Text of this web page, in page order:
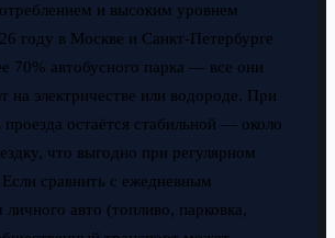
и высоким уровнем
году в Москве и Санкт-Петербурге
70% автобусного парка — все они
на электричестве или водороде. При
остаётся стабильной — около
что выгодно при регулярном
Если сравнить с ежедневным
личного авто (топливо, парковка,